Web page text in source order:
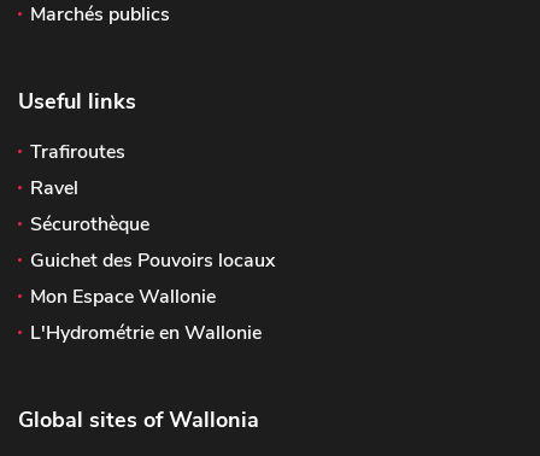
Marchés publics
Useful links
Trafiroutes
Ravel
Sécurothèque
Guichet des Pouvoirs locaux
Mon Espace Wallonie
L'Hydrométrie en Wallonie
Global sites of Wallonia